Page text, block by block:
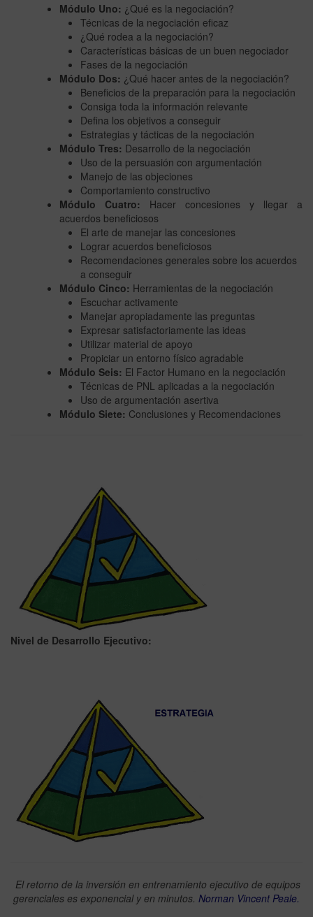
Módulo Uno: ¿Qué es la negociación?
Técnicas de la negociación eficaz
¿Qué rodea a la negociación?
Características básicas de un buen negociador
Fases de la negociación
Módulo Dos: ¿Qué hacer antes de la negociación?
Beneficios de la preparación para la negociación
Consiga toda la información relevante
Defina los objetivos a conseguir
Estrategias y tácticas de la negociación
Módulo Tres: Desarrollo de la negociación
Uso de la persuasión con argumentación
Manejo de las objeciones
Comportamiento constructivo
Módulo Cuatro: Hacer concesiones y llegar a
acuerdos beneficiosos
El arte de manejar las concesiones
Lograr acuerdos beneficiosos
Recomendaciones generales sobre los acuerdos
a conseguir
Módulo Cinco: Herramientas de la negociación
Escuchar activamente
Manejar apropiadamente las preguntas
Expresar satisfactoriamente las ideas
Utilizar material de apoyo
Propiciar un entorno físico agradable
Módulo Seis: El Factor Humano en la negociación
Técnicas de PNL aplicadas a la negociación
Uso de argumentación asertiva
Módulo Siete: Conclusiones y Recomendaciones
Nivel de Desarrollo Ejecutivo:
El retorno de la inversión en entrenamiento ejecutivo de equipos
gerenciales es exponencial y en minutos. Norman Vincent Peale.